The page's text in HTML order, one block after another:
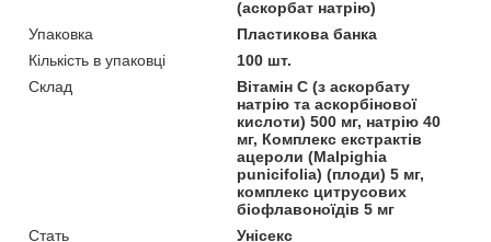
(аскорбат натрію)
Упаковка
Пластикова банка
Кількість в упаковці
100 шт.
Склад
Вітамін C (з аскорбату
натрію та аскорбінової
кислоти) 500 мг, натрію 40
мг, Комплекс екстрактів
ацероли (Malpighia
punicifolia) (плоди) 5 мг,
комплекс цитрусових
біофлавоноїдів 5 мг
Стать
Унісекс